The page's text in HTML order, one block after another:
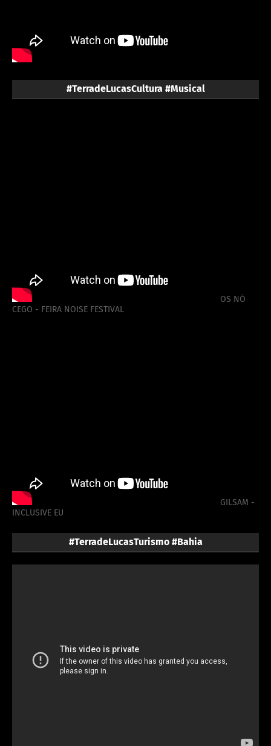
#TerradeLucasCultura #Musical
OS NÓ
CEGO - FEIRA NOISE FESTIVAL
GILSAM -
INCLUSIVE EU
#TerradeLucasTurismo #Bahia